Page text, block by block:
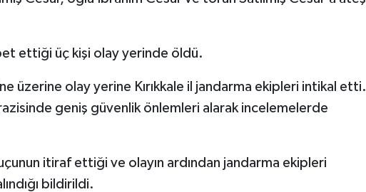
ettiği üç kişi olay yerinde öldü.
üzerine olay yerine Kırıkkale il jandarma ekipleri intikal etti.
geniş güvenlik önlemleri alarak incelemelerde
itiraf ettiği ve olayın ardından jandarma ekipleri
bildirildi.